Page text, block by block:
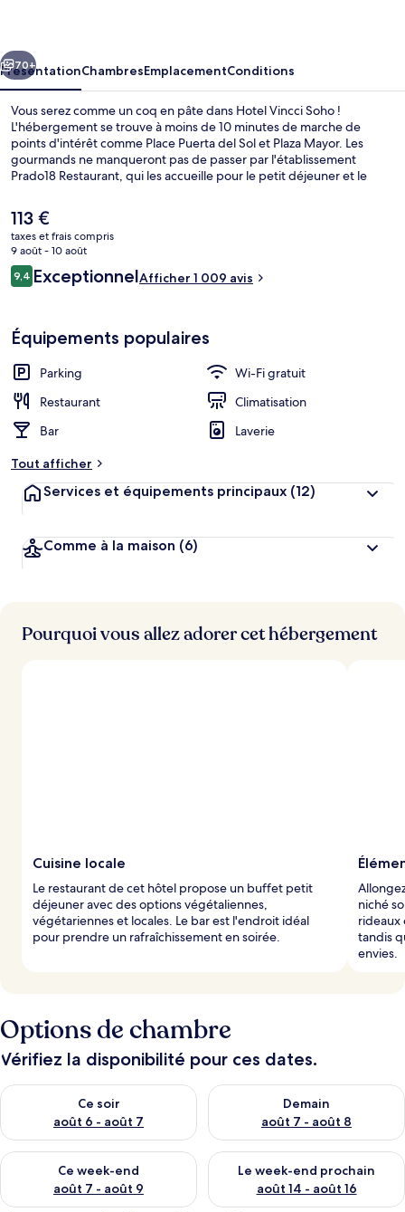
Suivant
70+
PrésentationChambresEmplacementConditions
Vous serez comme un coq en pâte dans Hotel Vincci Soho !
L'hébergement se trouve à moins de 10 minutes de marche de
points d'intérêt comme Place Puerta del Sol et Plaza Mayor. Les
gourmands ne manqueront pas de passer par l'établissement
Prado18 Restaurant, qui les accueille pour le petit déjeuner et le
figurent un bar / salon, un snack-bar/une épicerie fine, et une
terrasse. Les autres voyageurs adorent le personnel attentionné et
le bon rapport qualité-prix. Les transports publics se situent à une
courte distance à pied : Station Antón Martín est à 3 min et Station
Sevilla, à 6 min.
Le
prix
actuel
est
de
113 €
taxes et frais compris
9 août - 10 août
Avis
voyageurs
9,49,4 sur 10
ExceptionnelAfficher 1 009 avis
Équipements populaires
Parking
Wi-Fi gratuit
Restaurant
Climatisation
Bar
Laverie
Tout afficher
Services et équipements principaux (12)
Comme à la maison (6)
Pourquoi vous allez adorer cet hébergement
Cuisine locale
Le restaurant de cet hôtel propose un buffet petit
déjeuner avec des options végétaliennes,
végétariennes et locales. Le bar est l'endroit idéal
pour prendre un rafraîchissement en soirée.
niché
rideaux
tandis
envies.
Options de chambre
Vérifiez la disponibilité pour ces dates.
Ce soir
août 6 - août 7
Vérifier la disponibilité pour ce soir août 6 - août 7
Demain
août 7 - août 8
Vérifier la disponibilité pour
Ce week-end
août 7 - août 9
Vérifier la disponibilité pour ce week-end août 7 - août 9
Le week-end prochain
août 14 - août 16
Vérifier la disponibilité pour